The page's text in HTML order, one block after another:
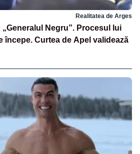
Realitatea de Arges
Negru”. Procesul lui
începe. Curtea de Apel validează